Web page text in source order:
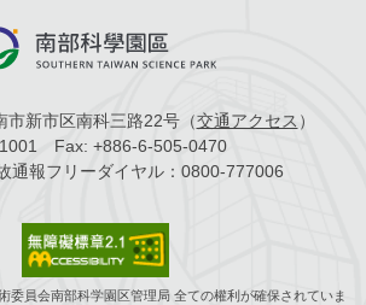
市新市区南科三路22号（交通アクセス ）
Fax: +886-6-505-0470
通報フリーダイヤル： 0800-777006
委員会南部科学園区管理局 全ての權利が確保されていま